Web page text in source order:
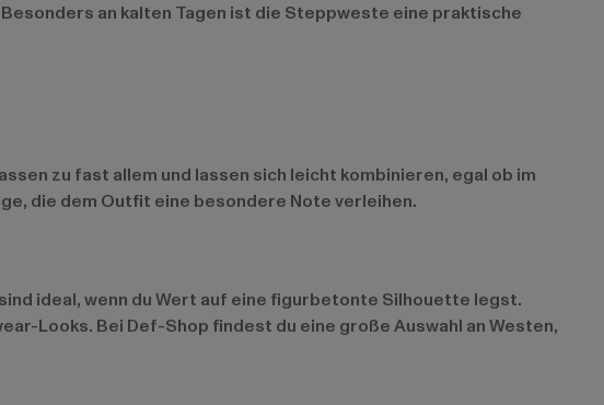
an kalten Tagen ist die Steppweste eine praktische
zu fast allem und lassen sich leicht kombinieren, egal ob im
die dem Outfit eine besondere Note verleihen.
ideal, wenn du Wert auf eine figurbetonte Silhouette legst.
Looks. Bei Def-Shop findest du eine große Auswahl an Westen,